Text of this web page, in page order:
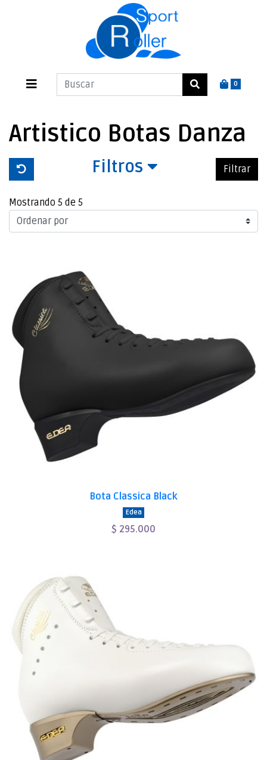
0
Artistico Botas Danza
Filtros Filtrar
Mostrando 5 de 5
Bota Classica Black
Edea
$ 295.000